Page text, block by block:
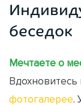
беседок
Мечтаете о
фотогалерее.